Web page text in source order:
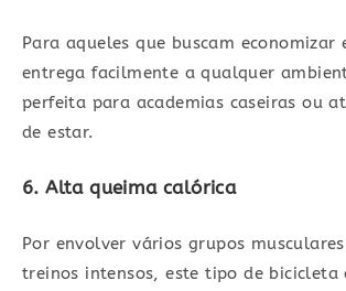
Para aqueles que buscam economizar
entrega facilmente a qualquer
perfeita para academias caseiras ou
de estar.
6. Alta queima calórica
Por envolver vários grupos
treinos intensos, este tipo de bicicleta